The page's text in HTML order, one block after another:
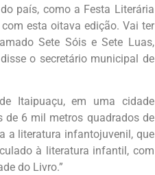
país, como a Festa Literária
esta oitava edição. Vai ter
Sete Sóis e Sete Luas,
o secretário municipal de
Itaipuaçu, em uma cidade
de 6 mil metros quadrados de
a literatura infantojuvenil, que
à literatura infantil, com
do Livro.”